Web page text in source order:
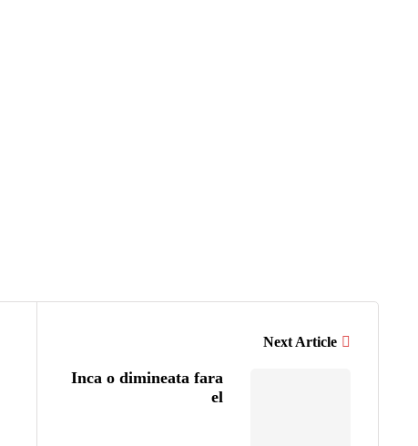
Next Article
Inca o dimineata fara
el